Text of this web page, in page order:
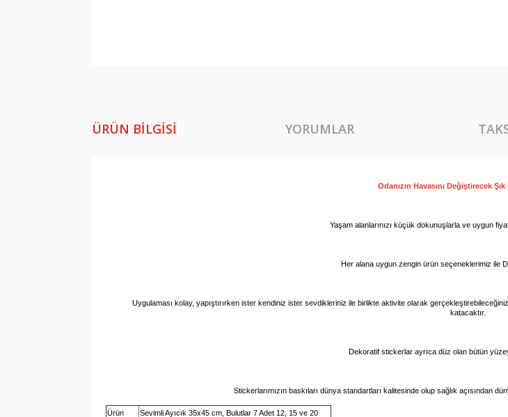
ÜRÜN BILGISI YORUMLAR
Odanızın Havasını Değiştirecek
Yaşam alanlarınızı küçük dokunuşlarla ve uygun
Her alana uygun zengin ürün seçeneklerimiz ile
Uygulaması kolay, yapıştırırken ister kendiniz ister sevdikleriniz ile birlikte aktivite olarak
katacaktır.
Dekoratif stickerlar ayrıca düz olan bütün
Stickerlarımızın baskıları dünya standartları kalitesinde olup sağlık açısından
Ürün
Sevimli Ayıcık 35x45 cm, Bulutlar 7 Adet 12, 15 ve 20